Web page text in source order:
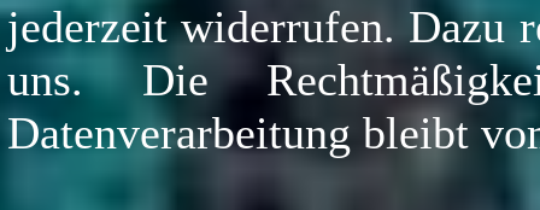
jederzeit widerrufen. Dazu
uns. Die
Datenverarbeitung bleibt